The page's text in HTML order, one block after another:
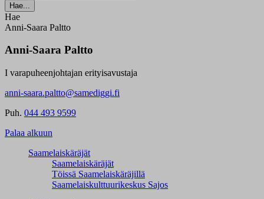
Hae...
Hae
Anni-Saara Paltto
Anni-Saara Paltto
I varapuheenjohtajan erityisavustaja
anni-saara.paltto@samediggi.fi
Puh. 044 493 9599
Palaa alkuun
Saamelaiskäräjät
Saamelaiskäräjät
Töissä Saamelaiskäräjillä
Saamelaiskulttuuri­keskus Sajos